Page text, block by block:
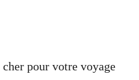
pour votre voyage